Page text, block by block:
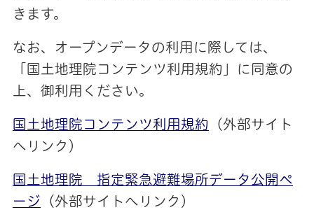
きます。
なお、オープンデータの利用に際しては、
「国土地理院コンテンツ利用規約」に同意の
上、御利用ください。
国土地理院コンテンツ利用規約
（外部サイト
へリンク）
国土地理院 指定緊急避難場所データ公開ペ
ージ （外部サイトへリンク）